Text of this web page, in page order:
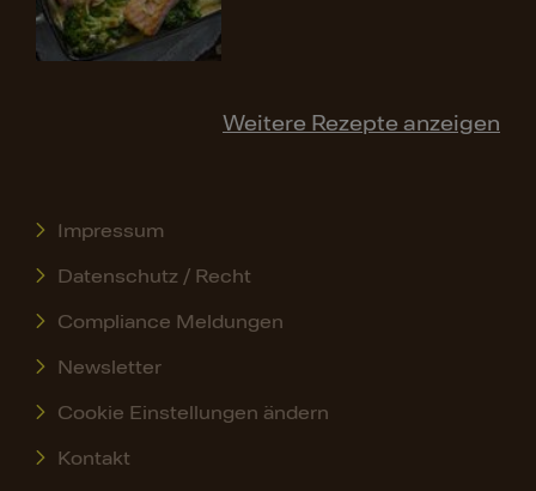
Weitere Rezepte anzeigen
Impressum
Datenschutz / Recht
Compliance Meldungen
Newsletter
Cookie Einstellungen ändern
Kontakt